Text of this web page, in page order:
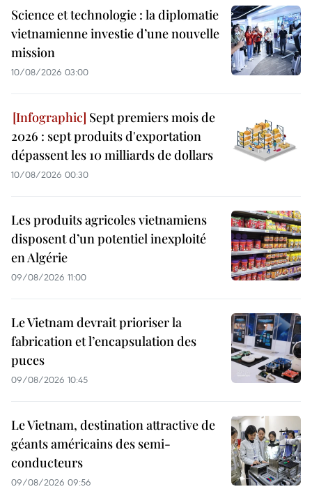
Science et technologie : la diplomatie
vietnamienne investie d’une nouvelle
mission
10/08/2026 03:00
Sept premiers mois de
2026 : sept produits d'exportation
dépassent les 10 milliards de dollars
10/08/2026 00:30
Les produits agricoles vietnamiens
disposent d’un potentiel inexploité
en Algérie
09/08/2026 11:00
Le Vietnam devrait prioriser la
fabrication et l’encapsulation des
puces
09/08/2026 10:45
Le Vietnam, destination attractive de
géants américains des semi-
conducteurs
09/08/2026 09:56